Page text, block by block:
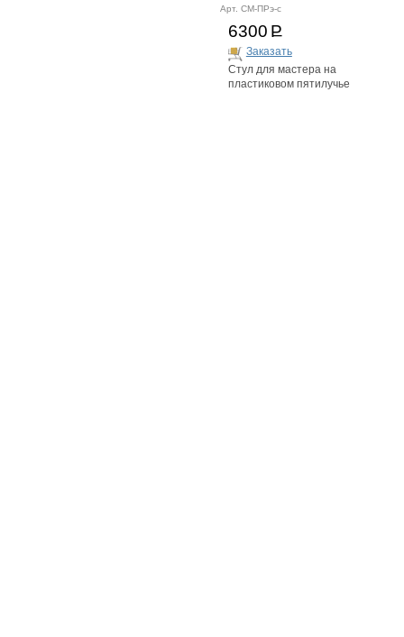
Арт. СМ-ПРэ-с
6300 Р
Заказать
Стул для мастера на
пластиковом пятилучье